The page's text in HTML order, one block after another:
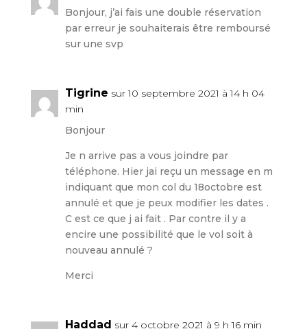
Bonjour, j’ai fais une double réservation
par erreur je souhaiterais être remboursé
sur une svp
Tigrine sur 10 septembre 2021 à 14 h 04
min
Bonjour
Je n arrive pas a vous joindre par
téléphone. Hier jai reçu un message en m
indiquant que mon col du 18octobre est
annulé et que je peux modifier les dates .
C est ce que j ai fait . Par contre il y a
encire une possibilité que le vol soit à
nouveau annulé ?
Merci
Haddad sur 4 octobre 2021 à 9 h 16 min